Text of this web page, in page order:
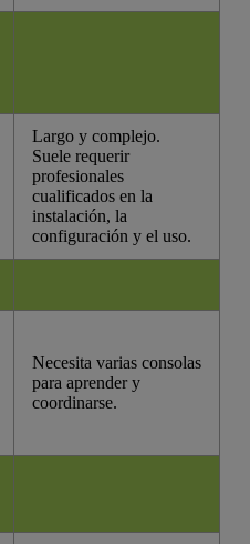
Largo y complejo.
Suele requerir
profesionales
cualificados en la
instalación, la
configuración y el uso.
Necesita varias consolas
para aprender y
coordinarse.